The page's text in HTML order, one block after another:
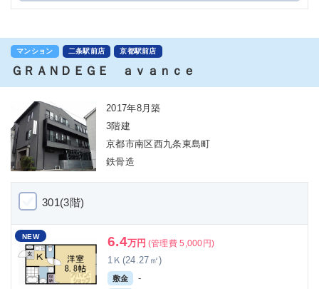
マンション 二条駅前店 京都駅前店
ＧＲＡＮＤＥＧＥ ａｖａｎｃｅ
2017年8月築
3階建
京都市南区西九条東島町
鉄骨造
301(3階)
NEW 6.4万円 (管理費 5,000円)
1Ｋ(24.27㎡)
敷金 -